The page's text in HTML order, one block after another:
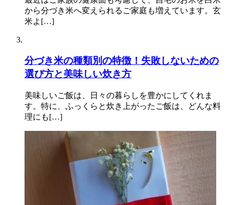
から分づき米へ変えられるご家庭も増えています。玄
米よ[…]
分づき米の種類別の特徴！失敗しないための
選び方と美味しい炊き方
美味しいご飯は、日々の暮らしを豊かにしてくれま
す。特に、ふっくらと炊き上がったご飯は、どんな料
理にも[…]